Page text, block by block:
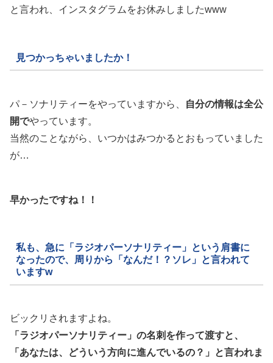
と言われ、インスタグラムをお休みしましたwww
見つかっちゃいましたか！
パ－ソナリティーをやっていますから、
自分の情報は全公
開でやっています。
当然のことながら、いつかはみつかるとおもっていました
が…
早かったですね！！
私も、急に「ラジオパーソナリティー」という肩書に
なったので、周りから「なんだ！？ソレ」と言われて
いますw
ビックリされますよね。
「ラジオパーソナリティー」の名刺を作って渡すと、
「あなたは、どういう方向に進んでいるの？」と言われま